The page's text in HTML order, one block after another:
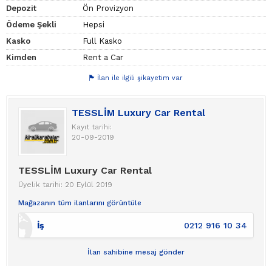
Depozit
Ön Provizyon
Ödeme Şekli
Hepsi
Kasko
Full Kasko
Kimden
Rent a Car
İlan ile ilgili şikayetim var
TESSLİM Luxury Car Rental
Kayıt tarihi:
20-09-2019
TESSLİM Luxury Car Rental
Üyelik tarihi: 20 Eylül 2019
Mağazanın tüm ilanlarını görüntüle
İş 0212 916 10 34
İlan sahibine mesaj gönder